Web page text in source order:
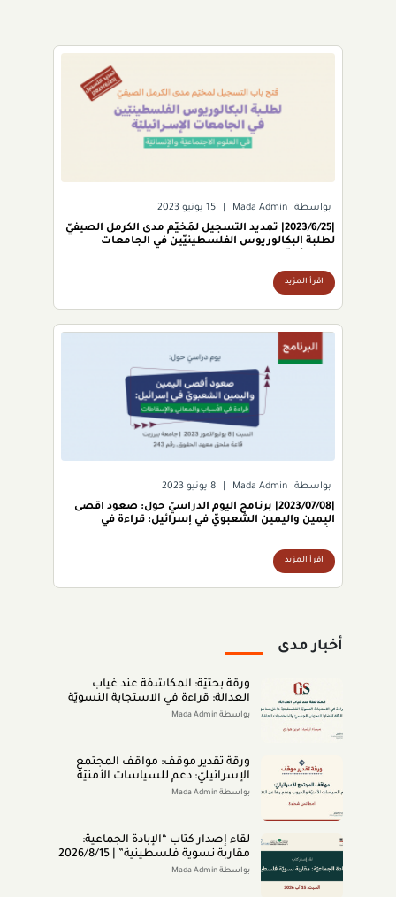
بواسطة Mada Admin 15 يونيو 2023
|2023/6/25| تمديد التسجيل لمُخيّم مدى الكرمل الصيفيّ
لطلبة البكالوريوس الفلسطينيّين في الجامعات
اقرأ المزيد
بواسطة Mada Admin 8 يونيو 2023
|2023/07/08| برنامج اليوم الدراسيّ حول: صعود أقصى
اليمين واليمين الشعبويّ في إسرائيل: قراءة في
اقرأ المزيد
أخبار مدى
ورقة بحثيّة: المكاشفة عند غياب
العدالة: قراءة في الاستجابة النسويّة
بواسطة Mada Admin
ورقة تقدير موقف: مواقف المجتمع
الإسرائيليّ: دعم للسياسات الأمنيّة
والحروب وعدم رضا عن النتائج (تمّوز
بواسطة Mada Admin
لقاء إصدار كتاب “اﻹﺑﺎدةّ اﻟﺠﻤﺎﻋﻴﺔ:
ﻣﻘﺎرﺑﺔ ﻧﺴﻮﻳﺔ ﻓﻠﺴﻄﻴﻨﻴﺔ” | 2026/8/15
|بواسطة Mada Admin